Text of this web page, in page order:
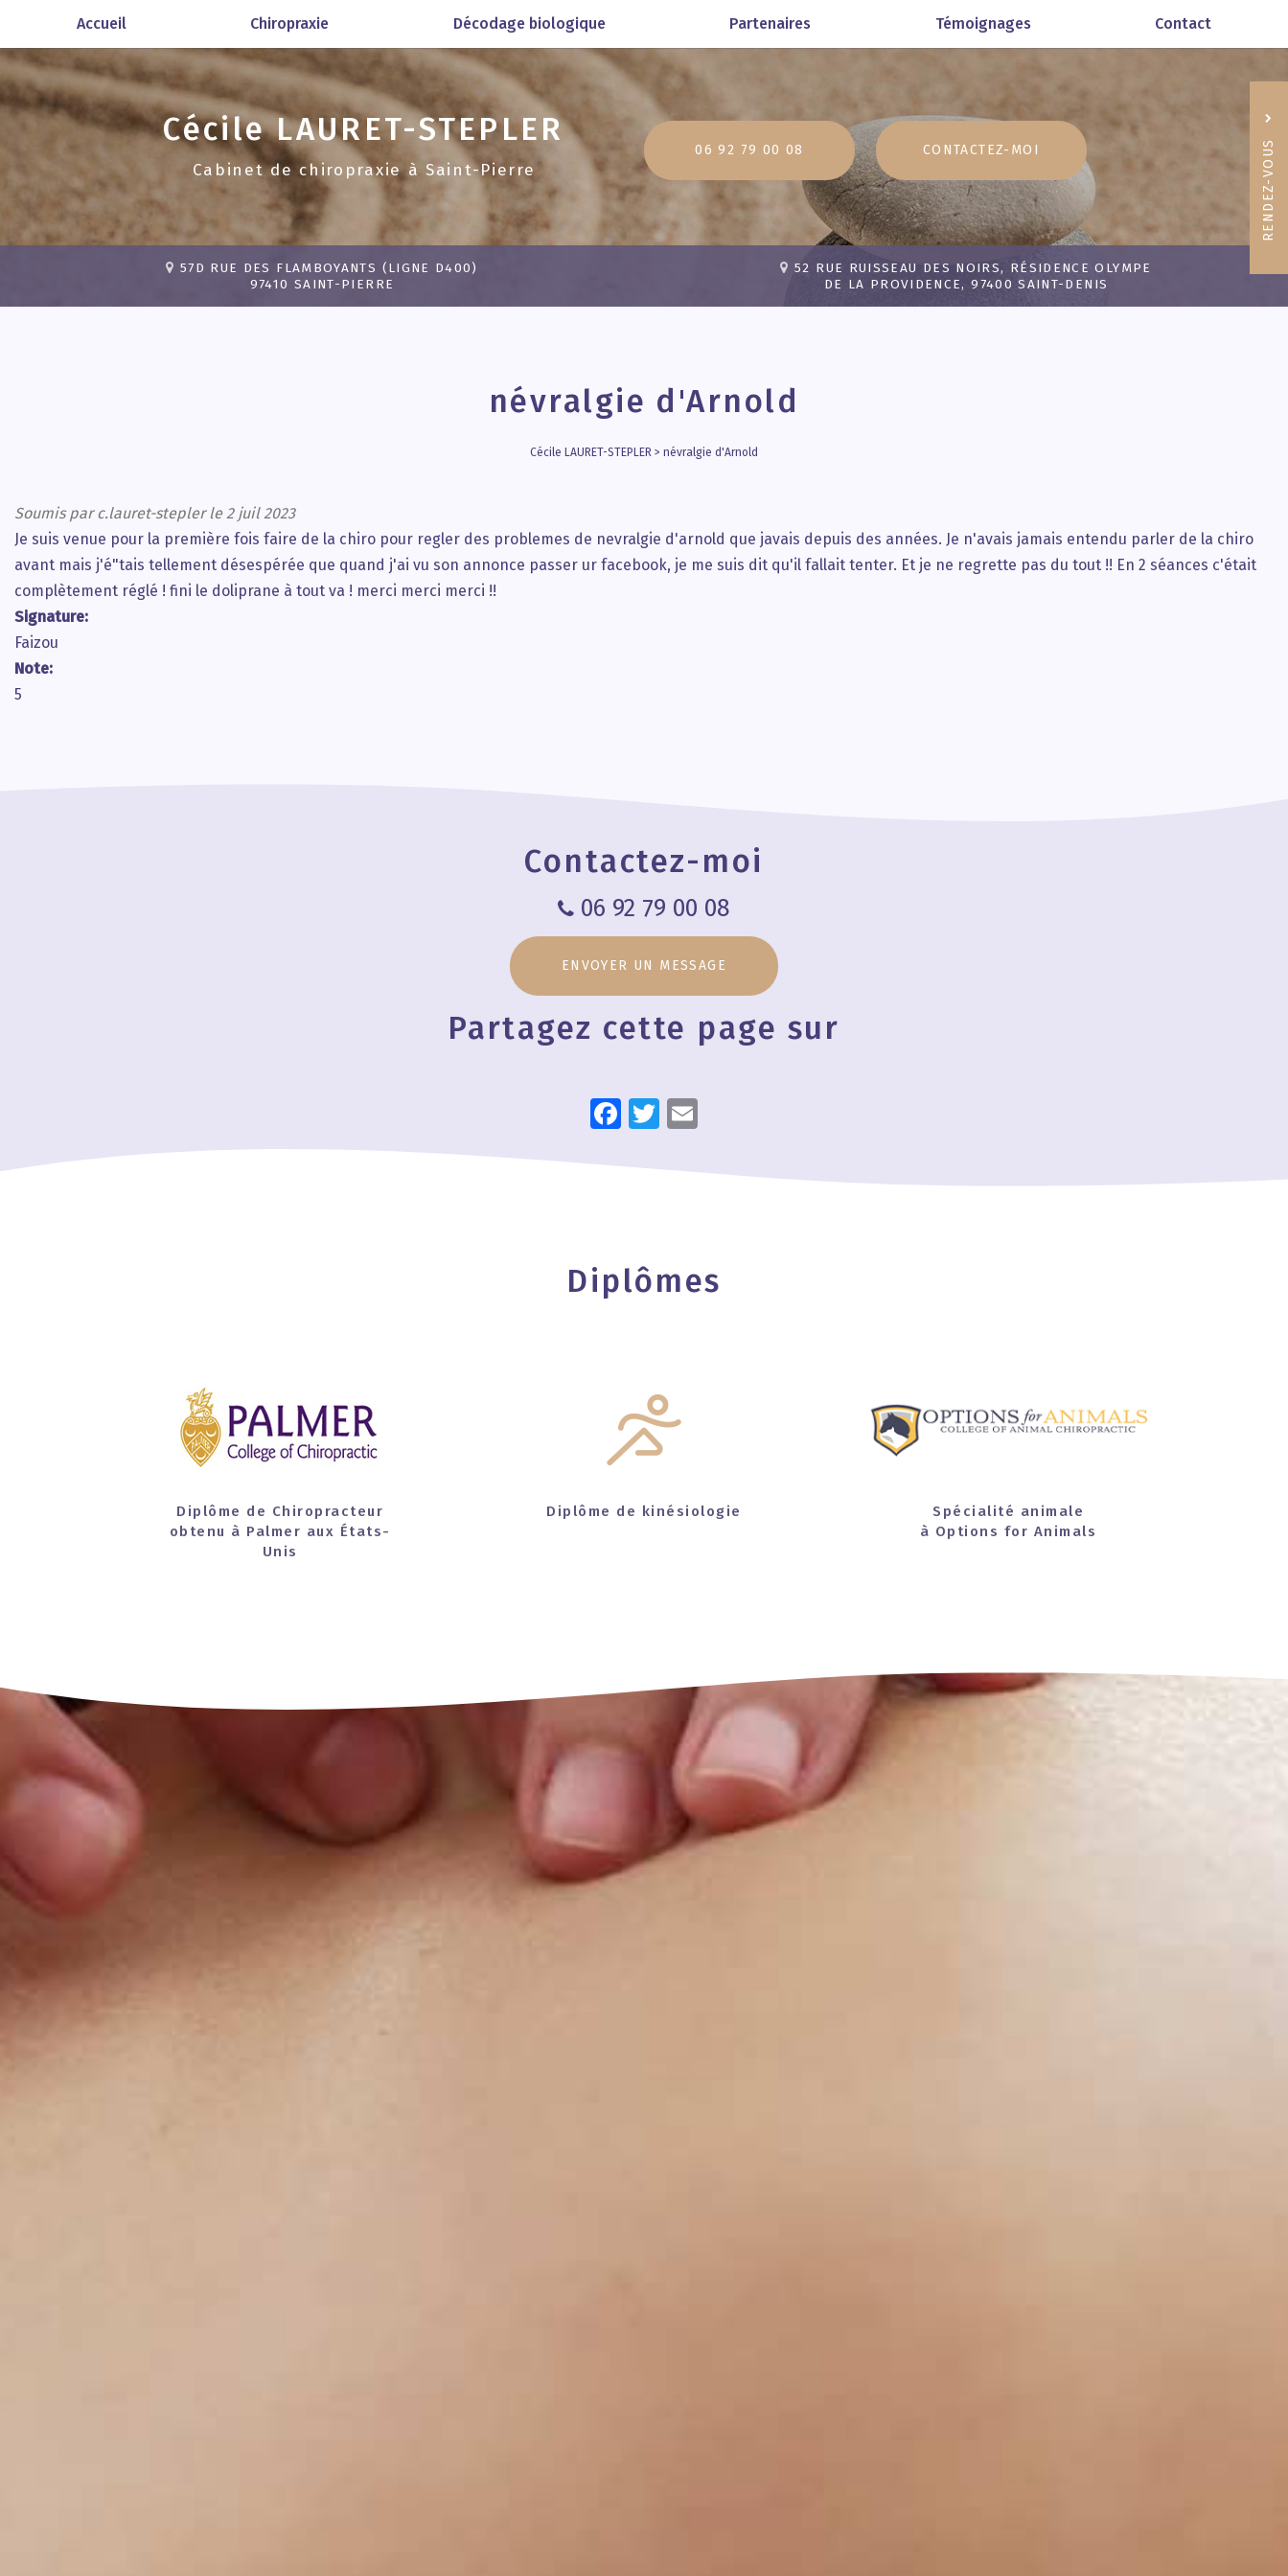
contenu
principal
Accueil Chiropraxie Décodage biologique Partenaires Témoignages Contact
CécileLAURET-STEPLER
Cabinet de chiropraxie à Saint-Pierre
06 92 79 00 08 CONTACTEZ- MOI
57D RUE DES FLAMBOYANTS (LIGNE D400)
97410 SAINT-PIERRE
52 RUE RUISSEAU DES NOIRS, RÉSIDENCE OLYMPE
DE LA PROVIDENCE, 97400 SAINT-DENIS
névralgie d'Arnold
Cécile LAURET-STEPLER > névralgie d'Arnold
Soumis parc.lauret-steplerle 2 juil 2023
Je suis venue pour la première fois faire de la chiro pour regler des problemes de nevralgie d'arnold que javais depuis des années. Je n'avais jamais entendu parler de la chiro
avant mais j'é"tais tellement désespérée que quand j'ai vu son annonce passer ur facebook, je me suis dit qu'il fallait tenter. Et je ne regrette pas du tout !! En 2 séances c'était
complètement réglé ! fini le doliprane à tout va ! merci merci merci !!
Signature:
Faizou
Note:
5
Contactez-moi
06 92 79 00 08
ENVOYER UN MESSAGE
Partagez cette page sur
Facebook
Twitter
Diplômes
Diplôme de Chiropracteur
obtenu à Palmer aux États-
Unis
Diplôme de kinésiologie
Spécialité animale
à Options for Animals
RENDEZ-VOUS
06